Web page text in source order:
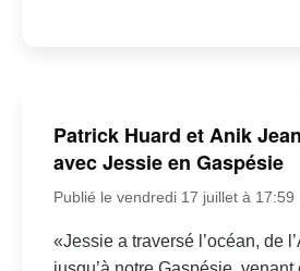
Patrick Huard et Anik
avec Jessie en Gaspésie
Publié le vendredi 17 juillet à 17:59
«Jessie a traversé l’océan, de